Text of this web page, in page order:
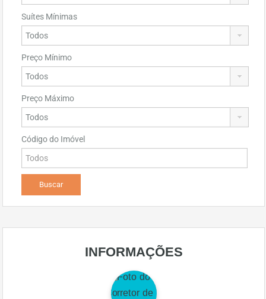
Suítes Mínimas
Preço Mínimo
Preço Máximo
Código do Imóvel
INFORMAÇÕES